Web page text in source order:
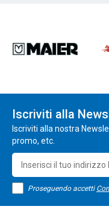
Iscriviti alla
Iscriviti alla nostra
promo, etc.
Proseguendo accetti